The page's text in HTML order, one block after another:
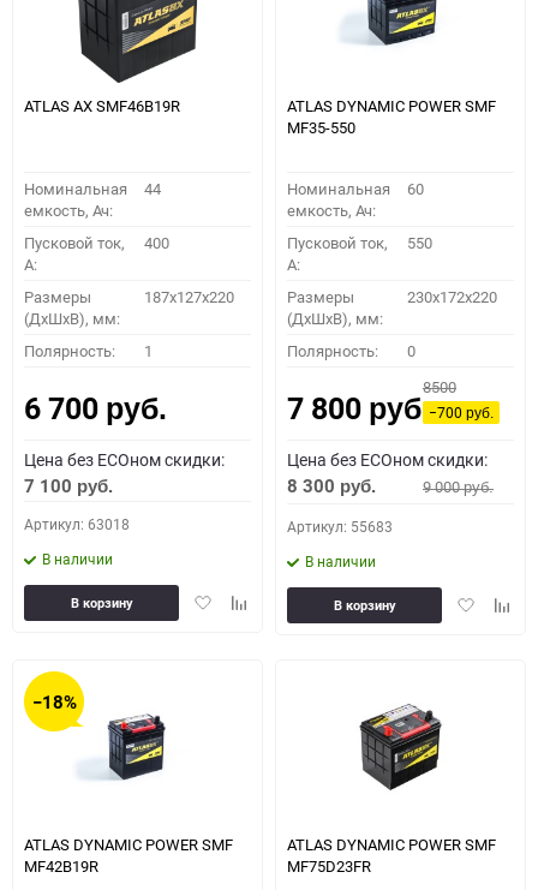
ATLAS AX SMF46B19R
Номинальная
емкость, Ач:
44
Пусковой ток,
A:
400
Размеры
(ДхШхВ), мм:
187x127x220
Полярность: 1
6 700 руб.
Цена без ECOном скидки:
7 100 руб.
Артикул: 63018
В наличии
ДобавитьДобавить
В корзину
ATLAS DYNAMIC POWER SMF
MF35-550
Номинальная
емкость, Ач:
60
Пусковой ток,
A:
550
Размеры
(ДхШхВ), мм:
230x172x220
Полярность: 0
7 800 руб.
8500
−700руб.
Цена без ECOном скидки:
8 300 руб. 9 000руб.
Артикул: 55683
В наличии
Добавить
В корзину
−18%
ATLAS DYNAMIC POWER SMF
MF42B19R
ATLAS DYNAMIC POWER SMF
MF75D23FR